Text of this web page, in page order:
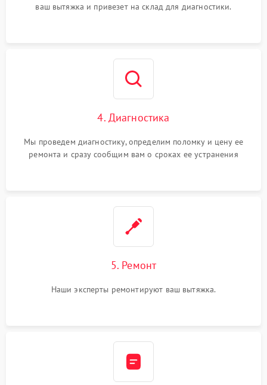
ваш вытяжка и привезет на склад для диагностики.
4. Диагностика
Мы проведем диагностику, определим поломку и цену ее
ремонта и сразу сообщим вам о сроках ее устранения
5. Ремонт
Наши эксперты ремонтируют ваш вытяжка.